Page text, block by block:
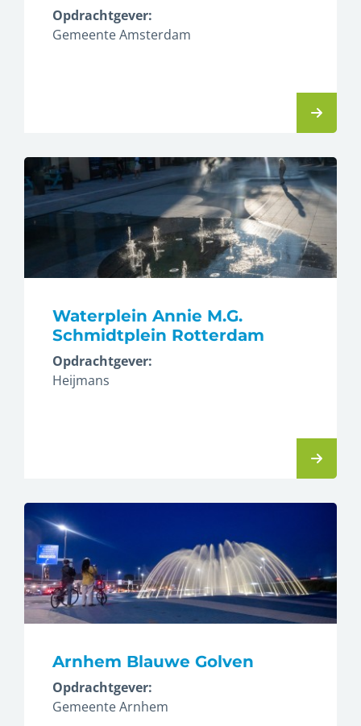
Opdrachtgever:
Gemeente Amsterdam
Waterplein Annie M.G.
Schmidtplein Rotterdam
Opdrachtgever:
Heijmans
Arnhem Blauwe Golven
Opdrachtgever:
Gemeente Arnhem